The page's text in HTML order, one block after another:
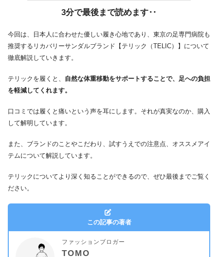
3分で最後まで読めます‥
今回は、日本人に合わせた優しい履き心地であり、東京の足専門病院も
推奨するリカバリーサンダルブランド【テリック（TELIC）】について
徹底解説していきます。
テリックを履くと、 自然な体重移動をサポートすることで、足への負担
を軽減してくれます。
口コミでは履くと痛いという声を耳にします。それが真実なのか、購入
して解明しています。
また、ブランドのことやこだわり、試すうえでの注意点、オススメアイ
テムについて解説しています。
テリックについてより深く知ることができるので、ぜひ最後までご覧く
ださい。
この記事の著者
ファッションブロガー
TOMO